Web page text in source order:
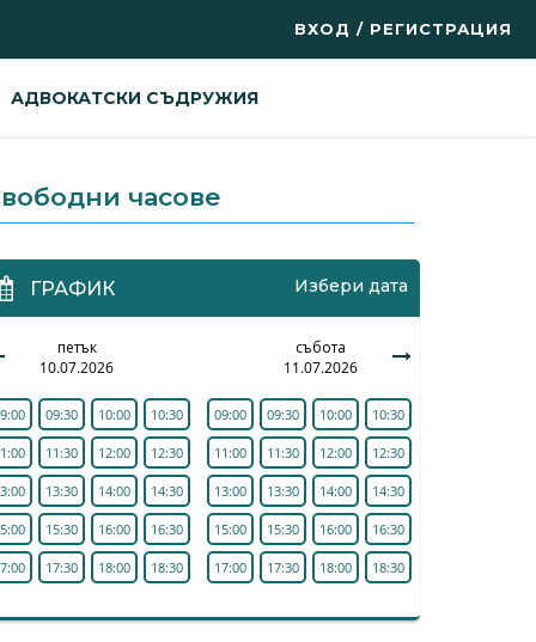
ВХОД / РЕГИСТРАЦИЯ
АДВОКАТСКИ СЪДРУЖИЯ
часове
ГРАФИК Избери дата
петък
10.07.2026
09:30 10:00 10:30
11:30 12:00 12:30
13:30 14:00 14:30
15:30 16:00 16:30
17:30 18:00 18:30
събота
11.07.2026
09:00 09:30 10:00 10:30
11:00 11:30 12:00 12:30
13:00 13:30 14:00 14:30
15:00 15:30 16:00 16:30
17:00 17:30 18:00 18:30